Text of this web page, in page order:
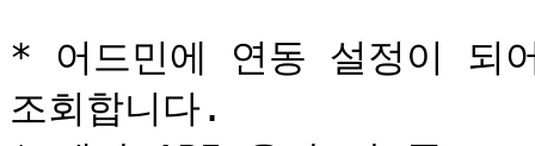
* 어드민에 연동 설정이 되
조회합니다.